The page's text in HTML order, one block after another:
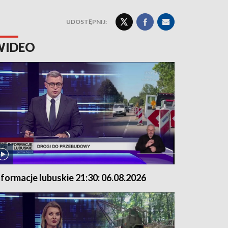
UDOSTĘPNIJ:
lubuskie 21:30: 06.08.2026